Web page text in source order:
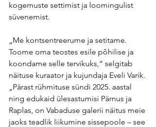
kogemuste settimist ja loomingulist
süvenemist.
„Me kontsentreerume ja setitame.
Toome oma teostes esile põhilise ja
koondame selle tervikuks,“ selgitab
näituse kuraator ja kujundaja Eveli Varik.
„Pärast rühmituse sündi 2025. aastal
ning edukaid ülesastumisi Pärnus ja
Raplas, on Vabaduse galerii näitus meie
jaoks teadlik liikumine sissepoole – see